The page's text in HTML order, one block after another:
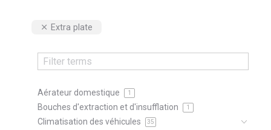
Extra plate
Aérateur domestique 1
Bouches d'extraction et d'insufflation 1
Climatisation des véhicules 35